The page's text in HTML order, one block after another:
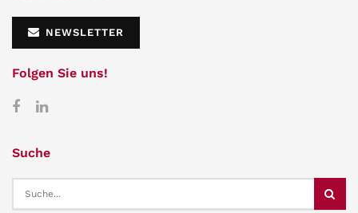
NEWSLETTER
Folgen Sie uns!
Suche